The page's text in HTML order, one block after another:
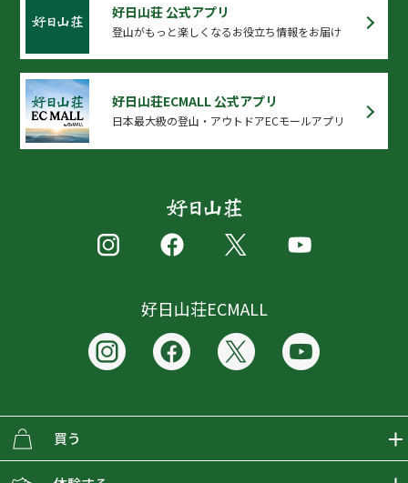
好日山荘 公式アプリ
登山がもっと楽しくなるお役立ち情報をお届け
好日山荘ECMALL 公式アプリ
日本最大級の登山・アウトドアECモールアプリ
好日山荘ECMALL
買う